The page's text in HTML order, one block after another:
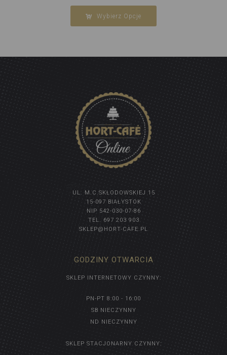
Wybierz Opcje
UL. M.C.SKŁODOWSKIEJ 15
15-097 BIAŁYSTOK
NIP 542-030-07-86
TEL. 697 203 903
SKLEP@HORT-CAFE.PL
GODZINY OTWARCIA
SKLEP INTERNETOWY CZYNNY:
PN-PT 8:00 - 16:00
SB NIECZYNNY
ND NIECZYNNY
SKLEP STACJONARNY CZYNNY: